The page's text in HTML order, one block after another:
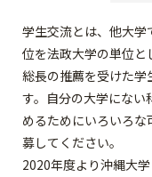
学生交流とは、他大
位を法政大学の単位と
総長の推薦を受けた学
す。自分の大学にない
めるためにいろいろ
募してください。
2020年度より沖縄大